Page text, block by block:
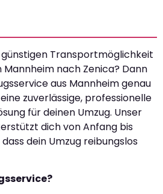
Transportmöglichkeit
Mannheim nach Zenica? Dann
aus Mannheim genau
zuverlässige, professionelle
für deinen Umzug. Unser
dich von Anfang bis
dein Umzug reibungslos